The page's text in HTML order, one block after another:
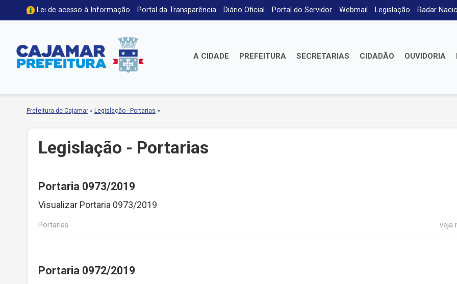
Lei de acesso à Informação Portal da Transparência Diário Oficial Portal do Servidor Webmail Legislação Radar
A CIDADE PREFEITURA SECRETARIAS CIDADÃO OUVIDORIA
Prefeitura de Cajamar » Legislação - Portarias »
Legislação - Portarias
Portaria 0973/2019
Visualizar Portaria 0973/2019
Portarias veja
Portaria 0972/2019